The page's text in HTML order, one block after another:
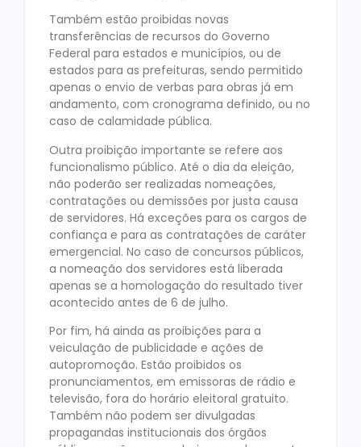
Também estão proibidas novas
transferências de recursos do Governo
Federal para estados e municípios, ou de
estados para as prefeituras, sendo permitido
apenas o envio de verbas para obras já em
andamento, com cronograma definido, ou no
caso de calamidade pública.
Outra proibição importante se refere aos
funcionalismo público. Até o dia da eleição,
não poderão ser realizadas nomeações,
contratações ou demissões por justa causa
de servidores. Há exceções para os cargos de
confiança e para as contratações de caráter
emergencial. No caso de concursos públicos,
a nomeação dos servidores está liberada
apenas se a homologação do resultado tiver
acontecido antes de 6 de julho.
Por fim, há ainda as proibições para a
veiculação de publicidade e ações de
autopromoção. Estão proibidos os
pronunciamentos, em emissoras de rádio e
televisão, fora do horário eleitoral gratuito.
Também não podem ser divulgadas
propagandas institucionais dos órgãos